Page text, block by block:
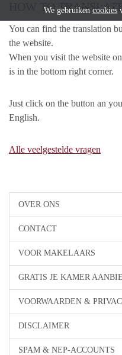
OVER ONS
CONTACT
VOOR MAKELAARS
GRATIS JE KAMER
VOORWAARDEN &
DISCLAIMER
SPAM & NEP-ACCOUNTS
HOW TO
You can find the translation
the website.
When you visit the website
is in the bottom right corner.
Just click on the button an
English.
Alle veelgestelde vragen
We gebruiken cookies